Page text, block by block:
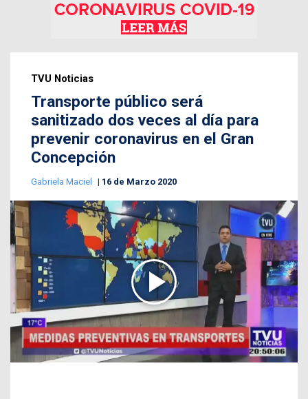
TVU Noticias
Transporte público será
sanitizado dos veces al día para
prevenir coronavirus en el Gran
Concepción
Gabriela Maciel 16 de Marzo 2020